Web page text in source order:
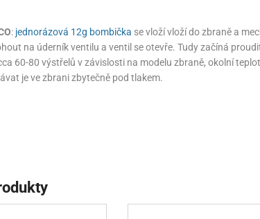
: jednorázová 12g bombička se vloží vloží do zbraně a
na úderník ventilu a ventil se otevře. Tudy začíná
60-80 výstřelů v závislosti na modelu zbraně, okolní
je ve zbrani zbytečně pod tlakem.